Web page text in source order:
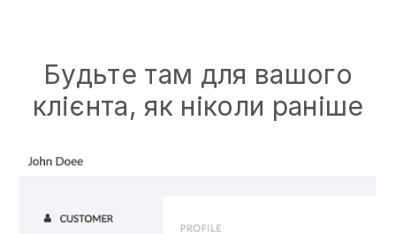
Будьте там для вашого
клієнта, як ніколи раніше